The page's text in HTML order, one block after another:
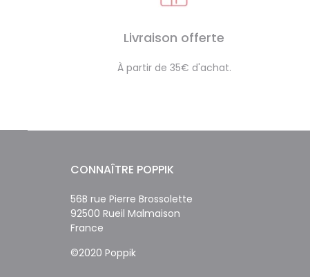
Livraison offerte
À partir de 35€ d'achat.
CONNAÎTRE POPPIK
56B rue Pierre Brossolette
92500 Rueil Malmaison
France
©2020 Poppik